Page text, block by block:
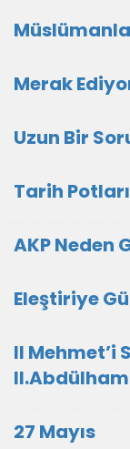
Merak
Uzun Bir
Tarih Potları
AKP Neden
Eleştiriye
II Mehmet’i
27 Mayıs